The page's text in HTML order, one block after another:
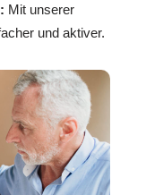
Mit unserer
und aktiver.